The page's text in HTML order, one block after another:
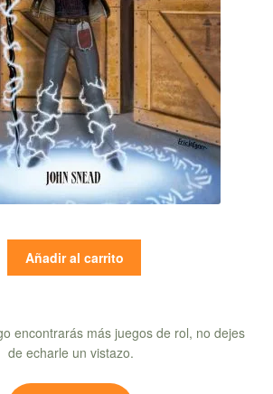
Añadir al carrito
encontrarás más juegos de rol, no dejes
de echarle un vistazo.